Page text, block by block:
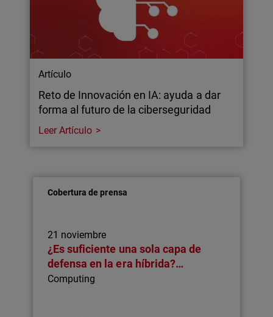
Artículo
Reto de Innovación en IA: ayuda a dar
forma al futuro de la ciberseguridad
Leer Artículo
Cobertura de prensa
21 noviembre
¿Es suficiente una sola capa de
defensa en la era híbrida?…
Computing